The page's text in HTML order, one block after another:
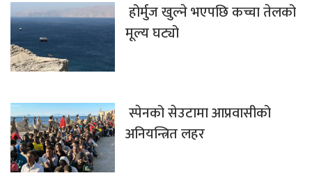
होर्मुज खुल्ने भएपछि कच्चा तेलको
मूल्य घट्यो
स्पेनको सेउटामा आप्रवासीको
अनियन्त्रित लहर